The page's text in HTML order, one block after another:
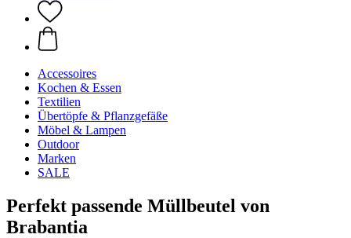
Accessoires
Kochen & Essen
Textilien
Übertöpfe & Pflanzgefäße
Möbel & Lampen
Outdoor
Marken
SALE
Perfekt passende Müllbeutel von
Brabantia